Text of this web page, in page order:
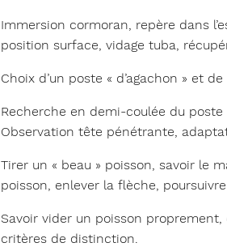
Immersion cormoran, repère dans
position surface, vidage tuba,
Choix d’un poste « d’agachon » et
Recherche en demi-coulée du
Observation tête pénétrante,
Tirer un « beau » poisson, savoir le
poisson, enlever la flèche, poursuivre
Savoir vider un poisson
critères de distinction.